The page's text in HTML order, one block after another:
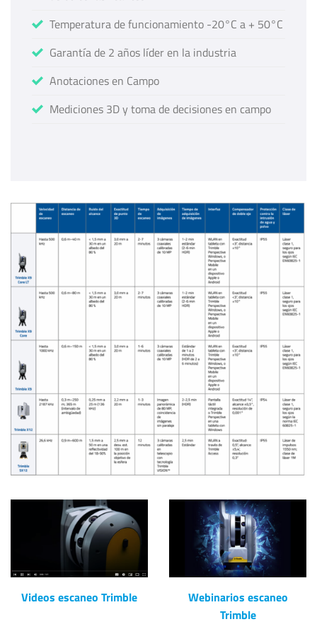
Temperatura de funcionamiento -20°C a + 50°C
Garantía de 2 años líder en la industria
Anotaciones en Campo
Mediciones 3D y toma de decisiones en campo
Videos escaneo Trimble
Webinarios escaneo
Trimble